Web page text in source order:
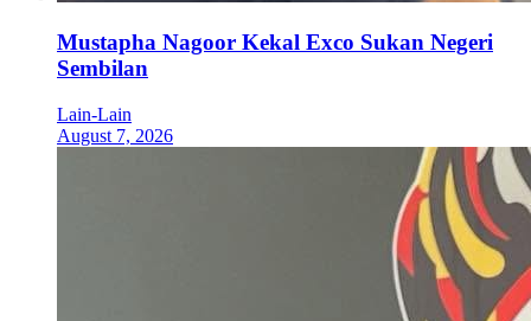
Mustapha Nagoor Kekal Exco Sukan Negeri
Sembilan
Lain-Lain
August 7, 2026